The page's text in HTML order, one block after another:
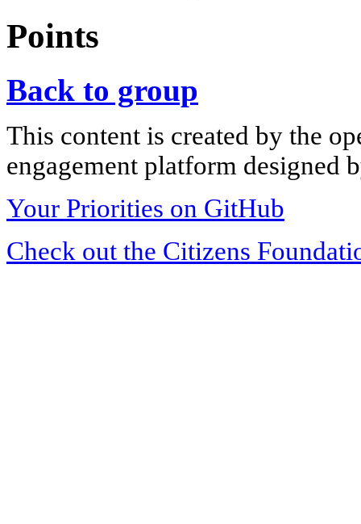
Points
Back to group
This content is created by the
engagement platform designed
Your Priorities on GitHub
Check out the Citizens